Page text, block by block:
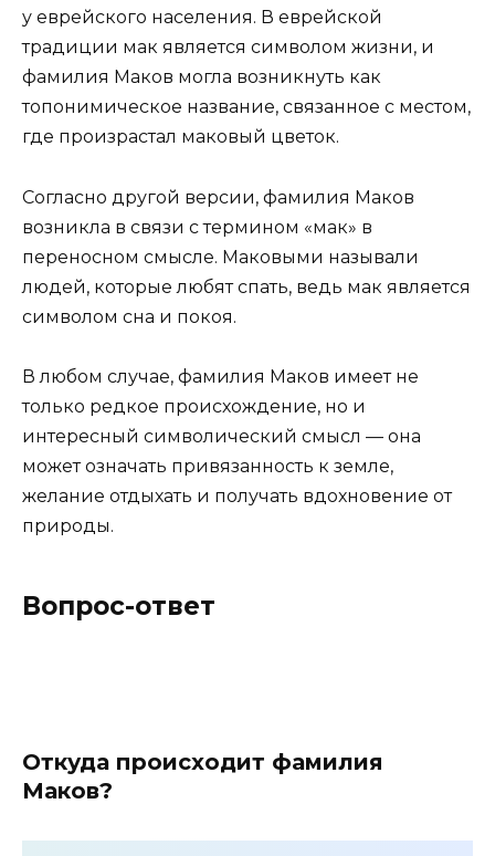
у еврейского населения. В еврейской
традиции мак является символом жизни, и
фамилия Маков могла возникнуть как
топонимическое название, связанное с местом,
где произрастал маковый цветок.
Согласно другой версии, фамилия Маков
возникла в связи с термином «мак» в
переносном смысле. Маковыми называли
людей, которые любят спать, ведь мак является
символом сна и покоя.
В любом случае, фамилия Маков имеет не
только редкое происхождение, но и
интересный символический смысл — она
может означать привязанность к земле,
желание отдыхать и получать вдохновение от
природы.
Вопрос-ответ
Откуда происходит фамилия
Маков?